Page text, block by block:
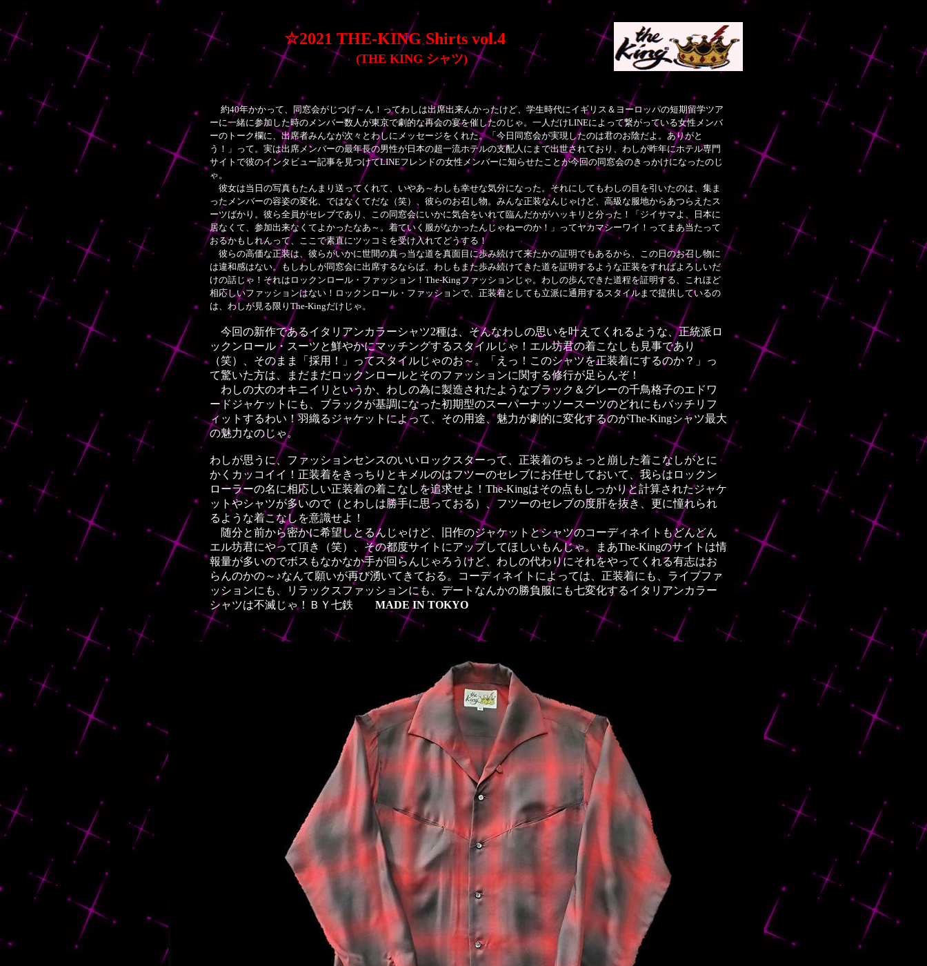
☆2021 THE-KING Shirts vol.4
(THE KING シャツ)
約40年かかって、同窓会がじつげ～ん！ってわしは出席出来んかったけど、学生時代にイギリス＆ヨーロッパの短期留学ツア
ーに一緒に参加した時のメンバー数人が東京で劇的な再会の宴を催したのじゃ。一人だけLINEによって繋がっている女性メンバ
ーのトーク欄に、出席者みんなが次々とわしにメッセージをくれた。「今日同窓会が実現したのは君のお陰だよ。ありがと
う！」って。実は出席メンバーの最年長の男性が日本の超一流ホテルの支配人にまで出世されており、わしが昨年にホテル専門
サイトで彼のインタビュー記事を見つけてLINEフレンドの女性メンバーに知らせたことが今回の同窓会のきっかけになったのじ
ゃ。
彼女は当日の写真もたんまり送ってくれて、いやあ～わしも幸せな気分になった。それにしてもわしの目を引いたのは、集ま
ったメンバーの容姿の変化、ではなくてだな（笑）、彼らのお召し物。みんな正装なんじゃけど、高級な服地からあつらえたス
ーツばかり。彼ら全員がセレブであり、この同窓会にいかに気合をいれて臨んだかがハッキリと分った！「ジイサマよ、日本に
居なくて、参加出来なくてよかったなあ～。着ていく服がなかったんじゃねーのか！」ってヤカマシーワイ！ってまあ当たって
おるかもしれんって、ここで素直にツッコミを受け入れてどうする！
彼らの高価な正装は、彼らがいかに世間の真っ当な道を真面目に歩み続けて来たかの証明でもあるから、この日のお召し物に
は違和感はない。もしわしが同窓会に出席するならば、わしもまた歩み続けてきた道を証明するような正装をすればよろしいだ
けの話じゃ！それはロックンロール・ファッション！The-Kingファッションじゃ。わしの歩んできた道程を証明する、これほど
相応しいファッションはない！ロックンロール・ファッションで、正装着としても立派に通用するスタイルまで提供しているの
は、わしが見る限りThe-Kingだけじゃ。
今回の新作であるイタリアンカラーシャツ2種は、そんなわしの思いを叶えてくれるような、正統派ロ
ックンロール・スーツと鮮やかにマッチングするスタイルじゃ！エル坊君の着こなしも見事であり
（笑）、そのまま「採用！」ってスタイルじゃのお～。「えっ！このシャツを正装着にするのか？」っ
て驚いた方は、まだまだロックンロールとそのファッションに関する修行が足らんぞ！
わしの大のオキニイリというか、わしの為に製造されたようなブラック＆グレーの千鳥格子のエドワ
ードジャケットにも、ブラックが基調になった初期型のスーパーナッソースーツのどれにもバッチリフ
ィットするわい！羽織るジャケットによって、その用途、魅力が劇的に変化するのがThe-Kingシャツ最大
の魅力なのじゃ。
わしが思うに、ファッションセンスのいいロックスターって、正装着のちょっと崩した着こなしがとに
かくカッコイイ！正装着をきっちりとキメルのはフツーのセレブにお任せしておいて、我らはロックン
ローラーの名に相応しい正装着の着こなしを追求せよ！The-Kingはその点もしっかりと計算されたジャケ
ットやシャツが多いので（とわしは勝手に思っておる）、フツーのセレブの度肝を抜き、更に憧れられ
るような着こなしを意識せよ！
随分と前から密かに希望しとるんじゃけど、旧作のジャケットとシャツのコーディネイトもどんどん
エル坊君にやって頂き（笑）、その都度サイトにアップしてほしいもんじゃ。まあThe-Kingのサイトは情
報量が多いのでボスもなかなか手が回らんじゃろうけど、わしの代わりにそれをやってくれる有志はお
らんのかの～♪なんて願いが再び湧いてきておる。コーディネイトによっては、正装着にも、ライブファ
ッションにも、リラックスファッションにも、デートなんかの勝負服にも七変化するイタリアンカラー
シャツは不滅じゃ！
ＢＹ七鉄 MADE IN TOKYO